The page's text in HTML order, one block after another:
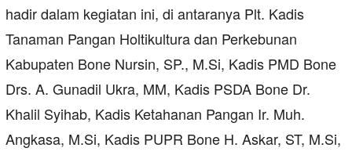
hadir dalam kegiatan ini, di antaranya Plt. Kadis
Tanaman Pangan Holtikultura dan Perkebunan
Kabupaten Bone Nursin, SP., M.Si, Kadis PMD Bone
Drs. A. Gunadil Ukra, MM, Kadis PSDA Bone Dr.
Khalil Syihab, Kadis Ketahanan Pangan Ir. Muh.
Angkasa, M.Si, Kadis PUPR Bone H. Askar, ST, M.Si,